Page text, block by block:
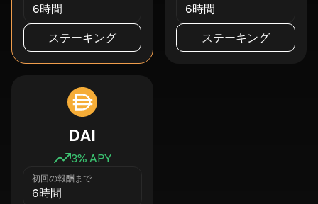
6時間
ステーキング
6時間
ステーキング
DAI
3% APY
初回の報酬まで
6時間